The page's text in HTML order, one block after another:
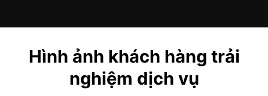
Hình ảnh khách hàng trải
nghiệm dịch vụ